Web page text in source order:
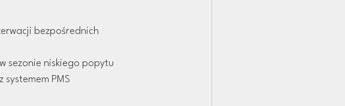
bezpośrednich
sezonie niskiego popytu
PMS